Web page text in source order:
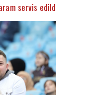
servis edildi"